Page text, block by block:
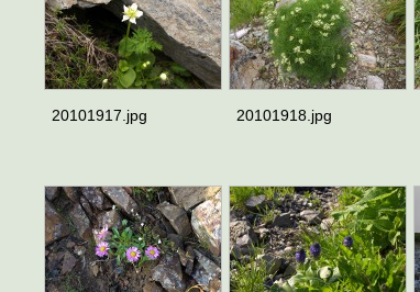
20101917.jpg 20101918.jpg